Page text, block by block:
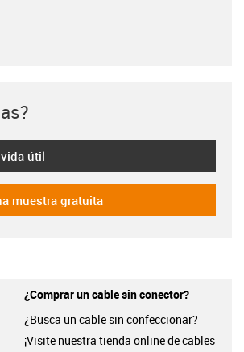
útil
muestra gratuita
¿Comprar un cable sin conector?
¿Busca un cable sin confeccionar?
¡Visite nuestra tienda online de cables